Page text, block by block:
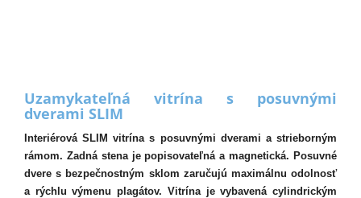
Uzamykateľná vitrína s posuvnými
dverami SLIM
Interiérová SLIM vitrína s posuvnými dverami a strieborným
rámom. Zadná stena je popisovateľná a magnetická. Posuvné
dvere s bezpečnostným sklom zaručujú maximálnu odolnosť
a rýchlu výmenu plagátov. Vitrína je vybavená cylindrickým